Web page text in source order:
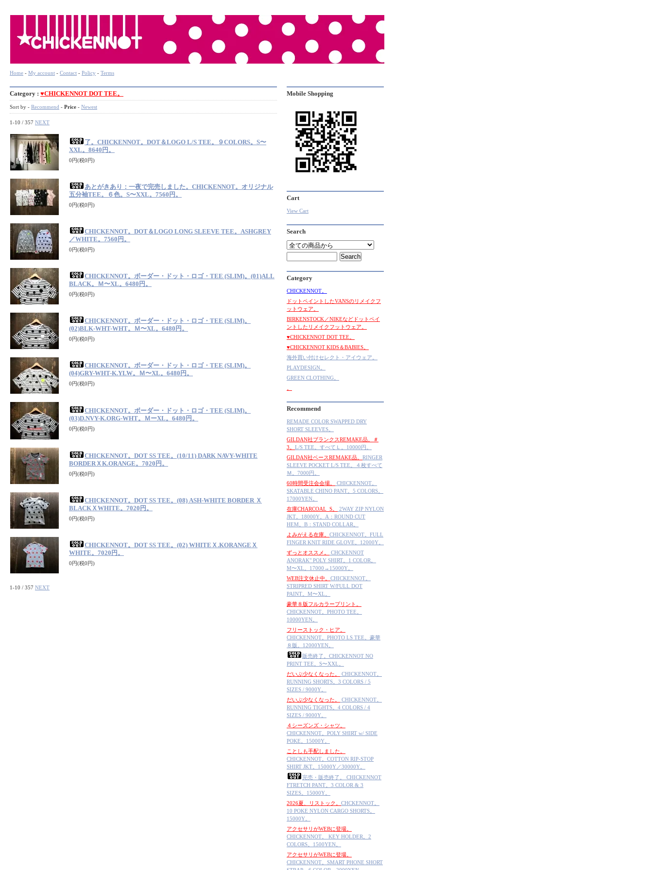
Home - My account - Contact - Policy - Terms
Category : ♥CHICKENNOT DOT TEE。
Sort by - Recommend - Price - Newest
1-10 / 357 NEXT
了。CHICKENNOT。DOT＆LOGO L/S TEE。９COLORS。S〜
XXL。8640円。
0円(税0円)
あとがきあり：一夜で完売しました。CHICKENNOT。オリジナル
五分袖TEE。６色。S〜XXL。7560円。
0円(税0円)
CHICKENNOT。DOT＆LOGO LONG SLEEVE TEE。ASHGREY
／WHITE。7560円。
0円(税0円)
CHICKENNOT。ボーダー・ドット・ロゴ・TEE (SLIM)。(01)ALL
BLACK。Ｍ〜XL。6480円。
0円(税0円)
CHICKENNOT。ボーダー・ドット・ロゴ・TEE (SLIM)。
(02)BLK-WHT-WHT。Ｍ〜XL。6480円。
0円(税0円)
CHICKENNOT。ボーダー・ドット・ロゴ・TEE (SLIM)。
(04)GRY-WHT-K.YLW。Ｍ〜XL。6480円。
0円(税0円)
CHICKENNOT。ボーダー・ドット・ロゴ・TEE (SLIM)。
(03)D.NVY-K.ORG-WHT。ＭーXL。6480円。
0円(税0円)
CHICKENNOT。DOT SS TEE。(10/11) DARK NAVY-WHITE
BORDERＸK.ORANGE。7020円。
0円(税0円)
CHICKENNOT。DOT SS TEE。(08) ASH-WHITE BORDER Ｘ
BLACKＸWHITE。7020円。
0円(税0円)
CHICKENNOT。DOT SS TEE。(02) WHITEＸ.KORANGEＸ
WHITE。7020円。
0円(税0円)
1-10 / 357 NEXT
Mobile Shopping
Cart
View Cart
Search
Category
CHICKENNOT。
ドットペイントしたVANSのリメイクフ
ットウェア。
BIRKENSTOCK／NIKEなどドットペイ
ントしたリメイクフットウェア。
♥CHICKENNOT DOT TEE。
♥CHICKENNOT KIDS＆BABIES。
海外買い付けセレクト・アイウェア。
PLAYDESIGN。
GREEN CLOTHING。
。
Recommend
REMADE COLOR SWAPPED DRY
SHORT SLEEVES。
GILDAN社ブランクスREMAKE品。＃
3。 L/S TEE。すべてＬ。10000円。
GILDAN社ベースREMAKE品。 RINGER
SLEEVE POCKET L/S TEE。４枚すべて
Ｍ。7000円。
60時間受注会会場。
CHICKENNOT。
SKATABLE CHINO PANT。5 COLORS。
17000YEN。
在庫CHARCOAL_S。
2WAY ZIP NYLON
JKT。18000Y。A：ROUND CUT
HEM。B：STAND COLLAR。
よみがえる在庫。 CHICKENNOT。FULL
FINGER KNIT RIDE GLOVE。12000Y。
ずっとオススメ。
CHCKENNOT
ANORAK" POLY SHIRT。1 COLOR。
M〜XL。17000→15000Y。
WEB注文休止中。 CHICKENNOT。
STRIPRED SHIRT W/FULL DOT
PAINT。M〜XL。
豪華８版フルカラープリント。
CHICKENNOT。PHOTO TEE。
10000YEN。
フリーストック・ヒア。
CHICKENNOT。PHOTO LS TEE。豪華
８版。12000YEN。
販売終了。CHICKENNOT NO
PRINT TEE。S〜XXL。
だいぶ少なくなった。
CHICKENNOT。
RUNNING SHORTS。3 COLORS / 5
SIZES / 9000Y。
だいぶ少なくなった。
CHICKENNOT。
RUNNING TIGHTS。4 COLORS / 4
SIZES / 9000Y。
４シーズンズ・シャツ。
CHICKENNOT。POLY SHIRT w/ SIDE
POKE。15000Y。
ことしも手配しました。
CHICKENNOT。COTTON RIP-STOP
SHIRT JKT。15000Y／30000Y。
完売・販売終了。 CHICKENNOT
FTRETCH PANT。3 COLOR & 3
SIZES。15000Y。
2026夏、リストック。 CHCKENNOT。
10 POKE NYLON CARGO SHORTS。
15000Y。
アクセサリがWEBに登場。
CHICKENNOT。 KEY HOLDER。2
COLORS。1500YEN。
アクセサリがWEBに登場。
CHICKENNOT。SMART PHONE SHORT